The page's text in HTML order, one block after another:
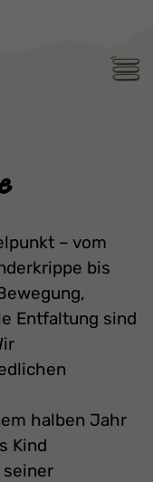
– vom
bis
Entfaltung sind
halben Jahr
Kind